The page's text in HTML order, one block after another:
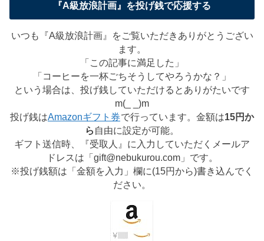
『A級放浪計画』を投げ銭で応援する
いつも『A級放浪計画』をご覧いただきありがとうござい
ます。
「この記事に満足した」
「コーヒーを一杯ごちそうしてやろうかな？」
という場合は、投げ銭していただけるとありがたいです
m(_ _)m
投げ銭はAmazonギフト券で行っています。金額は15円か
ら 自由に設定が可能。
ギフト送信時、『受取人』に入力していただくメールア
ドレスは「gift@nebukurou.com」です。
※投げ銭額は「金額を入力」欄に(15円から)書き込んでく
ださい。